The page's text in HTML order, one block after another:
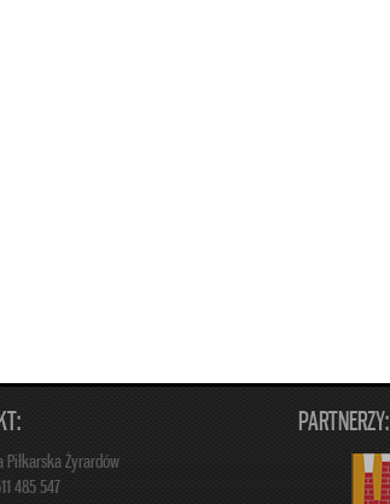
Piłkarska Żyrardów
485 547
PARTNERZY: